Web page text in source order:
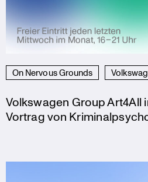
On Nervous Grounds
Volkswagen Group Art4All
Vortrag von